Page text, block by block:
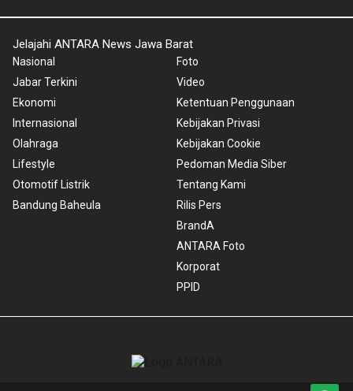
Jelajahi ANTARA News Jawa Barat
Nasional
Jabar Terkini
Ekonomi
Internasional
Olahraga
Lifestyle
Otomotif Listrik
Bandung Baheula
Foto
Video
Ketentuan Penggunaan
Kebijakan Privasi
Kebijakan Cookie
Pedoman Media Siber
Tentang Kami
Rilis Pers
BrandA
ANTARA Foto
Korporat
PPID